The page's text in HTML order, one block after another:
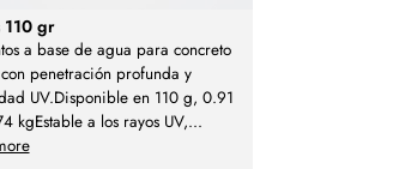
110 gr
a base de agua para concreto
penetración profunda y
UV.Disponible en 110 g, 0.91
kgEstable a los rayos UV,...